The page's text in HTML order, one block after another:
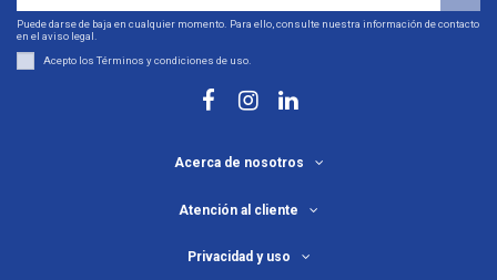
Puede darse de baja en cualquier momento. Para ello, consulte nuestra información de contacto
en el aviso legal.
Acepto los Términos y condiciones de uso
Acerca de nosotros
Atención al cliente
Privacidad y uso